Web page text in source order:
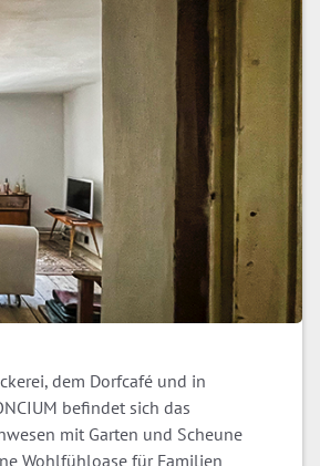
dem Dorfcafé und in
befindet sich das
mit Garten und Scheune
Wohlfühloase für Familien